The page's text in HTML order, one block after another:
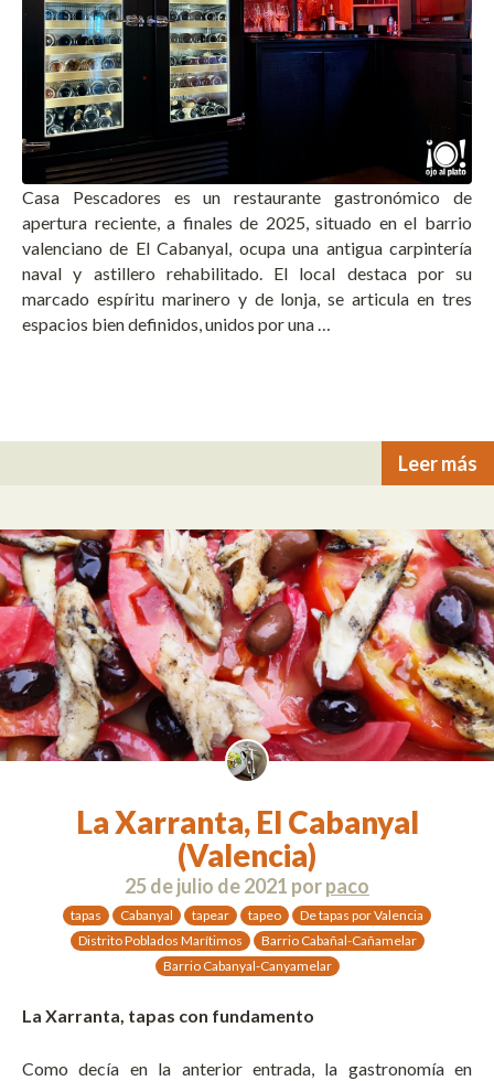
Casa Pescadores es un restaurante gastronómico de
apertura reciente, a finales de 2025, situado en el barrio
valenciano de El Cabanyal, ocupa una antigua carpintería
naval y astillero rehabilitado. El local destaca por su
marcado espíritu marinero y de lonja, se articula en tres
espacios bien definidos, unidos por una …
Leer más
La Xarranta, El Cabanyal
(Valencia)
25 de julio de 2021 porpaco
tapas Cabanyal tapear tapeo
De tapas por Valencia
Distrito Poblados Marítimos
Barrio Cabañal-Cañamelar
Barrio Cabanyal-Canyamelar
La Xarranta, tapas con fundamento
Como decía en la anterior entrada, la gastronomía en